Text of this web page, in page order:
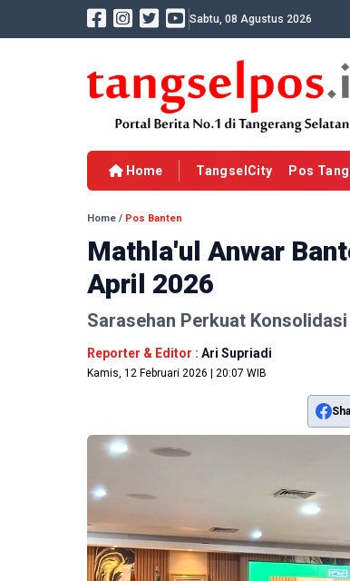
Sabtu, 08 Agustus 2026
Home TangselCity Pos
Home / Pos Banten
Mathla'ul Anwar
April 2026
Sarasehan Perkuat
Reporter & Editor : Ari Supriadi
Kamis, 12 Februari 2026 | 20:07 WIB